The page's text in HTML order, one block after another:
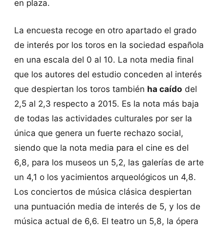
en plaza.
La encuesta recoge en otro apartado el grado
de interés por los toros en la sociedad española
en una escala del 0 al 10. La nota media final
que los autores del estudio conceden al interés
que despiertan los toros también ha caído del
2,5 al 2,3 respecto a 2015. Es la nota más baja
de todas las actividades culturales por ser la
única que genera un fuerte rechazo social,
siendo que la nota media para el cine es del
6,8, para los museos un 5,2, las galerías de arte
un 4,1 o los yacimientos arqueológicos un 4,8.
Los conciertos de música clásica despiertan
una puntuación media de interés de 5, y los de
música actual de 6,6. El teatro un 5,8, la ópera